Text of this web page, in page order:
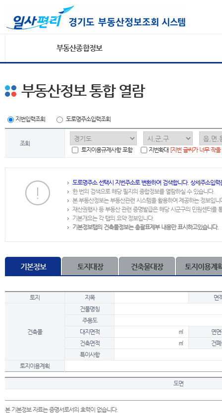
부동산종합정보
부동산정보 통합 열람
지번입력조회 도로명주소입력조회
조회
토지이용규제사항 포함
지번확대 [지번 글씨가 너무 작
도로명주소 선택시 지번주소로 변환하여 검색합니다. 상세주소입
한 번의 검색으로 해당 필지의 종합정보를 열람하실 수 있습니다.
본 부동산정보는 부동산관련 시스템을 활용하여 제공하는 정보입니
재산권행사 등 부동산 관련 증명발급은 해당 시군구의 민원센터를
기본개요는 각 탭의 요약 정보입니다.
기본정보탭의 건축물정보는 총괄표제부 내용만 표시하고있습니다.
기본정보 토지대장 건축물대장 토지이용계
토지 지목 면
건축물
건물명칭
주용도
대지면적
㎡
연
건축면적
㎡
건
특이사항
토지이용계획
도면
본 기본정보 자료는 증명서로서의 효력이 없습니다.